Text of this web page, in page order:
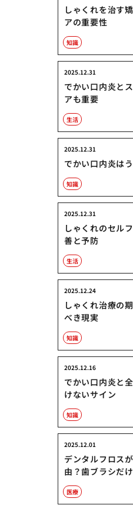
しゃくれを治す
アの重要性
知識
でかい口内炎と
アも重要
2025.12.31
生活
でかい口内炎は
2025.12.31
知識
しゃくれのセル
善と予防
2025.12.31
生活
しゃくれ治療の
べき現実
2025.12.24
知識
でかい口内炎と
けないサイン
2025.12.16
知識
デンタルフロス
由？歯ブラシだ
2025.12.01
医療